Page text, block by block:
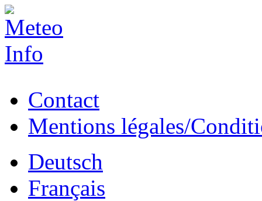
Contact
Mentions légales/
Deutsch
Français